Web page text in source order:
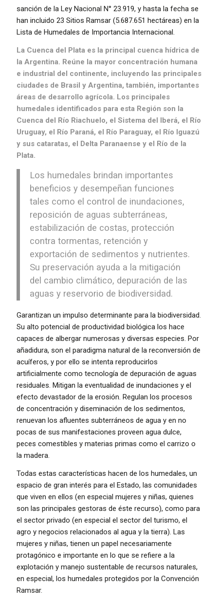
sanción de la Ley Nacional N° 23.919, y hasta la fecha se
han incluido 23 Sitios Ramsar (5.687.651 hectáreas) en la
Lista de Humedales de Importancia Internacional.
La Cuenca del Plata es la principal cuenca hídrica de
la Argentina. Reúne la mayor concentración humana
e industrial del continente, incluyendo las principales
ciudades de Brasil y Argentina, también, importantes
áreas de desarrollo agrícola. Los principales
humedales identificados para esta Región son la
Cuenca del Río Riachuelo, el Sistema del Iberá, el Río
Uruguay, el Río Paraná, el Río Paraguay, el Río Iguazú
y sus cataratas, el Delta Paranaense y el Río de la
Plata.
Los humedales brindan importantes
beneficios y desempeñan funciones
tales como el control de inundaciones,
reposición de aguas subterráneas,
estabilización de costas, protección
contra tormentas, retención y
exportación de sedimentos y nutrientes.
Su preservación ayuda a la mitigación
del cambio climático, depuración de las
aguas y reservorio de biodiversidad.
Garantizan un impulso determinante para la biodiversidad.
Su alto potencial de productividad biológica los hace
capaces de albergar numerosas y diversas especies. Por
añadidura, son el paradigma natural de la reconversión de
acuíferos, y por ello se intenta reproducirlos
artificialmente como tecnología de depuración de aguas
residuales. Mitigan la eventualidad de inundaciones y el
efecto devastador de la erosión. Regulan los procesos
de concentración y diseminación de los sedimentos,
renuevan los afluentes subterráneos de agua y en no
pocas de sus manifestaciones proveen agua dulce,
peces comestibles y materias primas como el carrizo o
la madera.
Todas estas características hacen de los humedales, un
espacio de gran interés para el Estado, las comunidades
que viven en ellos (en especial mujeres y niñas, quienes
son las principales gestoras de éste recurso), como para
el sector privado (en especial el sector del turismo, el
agro y negocios relacionados al agua y la tierra). Las
mujeres y niñas, tienen un papel necesariamente
protagónico e importante en lo que se refiere a la
explotación y manejo sustentable de recursos naturales,
en especial, los humedales protegidos por la Convención
Ramsar.